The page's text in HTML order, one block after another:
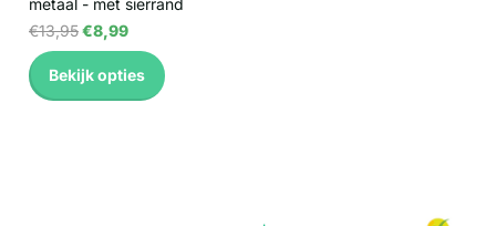
metaal - met sierrand
€13,95€8,99
Bekijk opties